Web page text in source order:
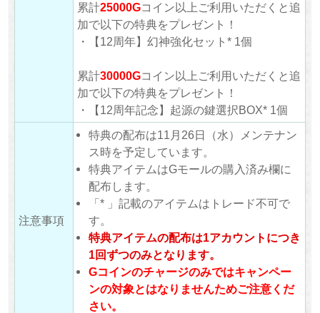
累計25000Gコイン以上ご利用いただくと追
加で以下の特典をプレゼント！
・【12周年】幻神強化セット* 1個
累計30000Gコイン以上ご利用いただくと追
加で以下の特典をプレゼント！
・【12周年記念】起源の鍵選択BOX* 1個
注意事項
特典の配布は11月26日（水）メンテナン
ス時を予定しています。
特典アイテムはGモールの購入済み欄に
配布します。
「* 」記載のアイテムはトレード不可で
す。
特典アイテムの配布は1アカウントにつき
1回ずつのみとなります。
Gコインのチャージのみではキャンペー
ンの対象とはなりませんためご注意くだ
さい。